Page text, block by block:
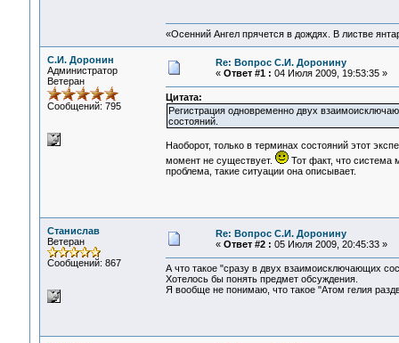
«Осенний Ангел прячется в дождях. В листве
С.И. Доронин
Администратор
Ветеран
Сообщений: 795
Re: Вопрос С.И. Доронину
« Ответ #1 : 04 Июля 2009, 19:53:35 »
Цитата:
Регистрация одновременно двух
состояний.
Наоборот, только в терминах состояний этот
момент не существует.
Тот факт, что система
проблема, такие ситуации она описывает.
Станислав
Ветеран
Сообщений: 867
Re: Вопрос С.И. Доронину
« Ответ #2 : 05 Июля 2009, 20:45:33 »
А что такое "сразу в двух взаимоисключающих
Хотелось бы понять предмет обсуждения.
Я вообще не понимаю, что такое "Атом гелия